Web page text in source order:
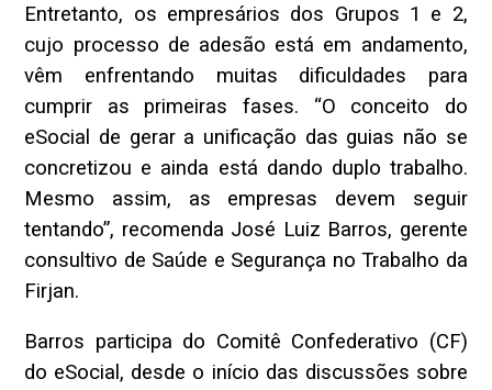
Entretanto, os empresários dos Grupos 1 e 2,
cujo processo de adesão está em andamento,
vêm enfrentando muitas dificuldades para
cumprir as primeiras fases. “O conceito do
eSocial de gerar a unificação das guias não se
concretizou e ainda está dando duplo trabalho.
Mesmo assim, as empresas devem seguir
tentando”, recomenda José Luiz Barros, gerente
consultivo de Saúde e Segurança no Trabalho da
Firjan.
Barros participa do Comitê Confederativo (CF)
do eSocial, desde o início das discussões sobre